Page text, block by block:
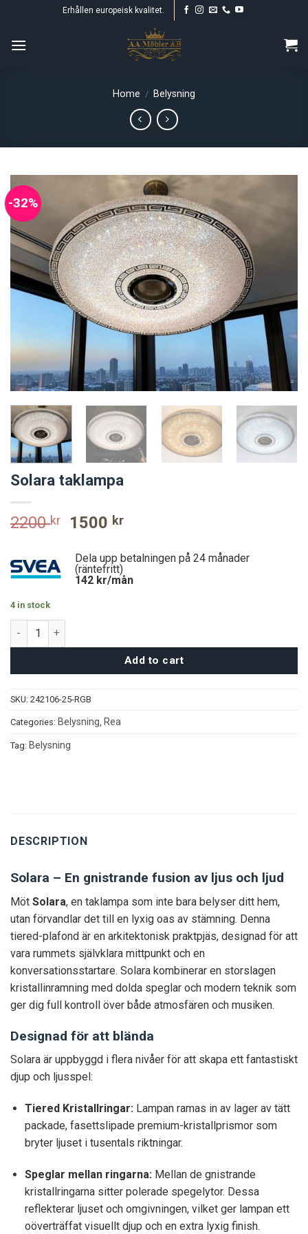
content
Erhållen europeisk kvalitet.
Home / Belysning
-32%
Solara taklampa
2200kr
Original
was:
2200 kr.
1500 krCurrent
is:
1500 kr.
Dela upp betalningen på 24 månader
(räntefritt)
142 kr/mån
4 in stock
Solara taklampa quantity
Add to cart
SKU: 242106-25-RGB
Categories: Belysning Rea
Tag: Belysning
DESCRIPTION
Solara – En gnistrande fusion av ljus och ljud
Möt Solara, en taklampa som inte bara belyser ditt hem,
utan förvandlar det till en lyxig oas av stämning. Denna
tiered-plafond är en arkitektonisk praktpjäs, designad för att
vara rummets självklara mittpunkt och en
konversationsstartare. Solara kombinerar en storslagen
kristallinramning med dolda speglar och modern teknik som
ger dig full kontroll över både atmosfären och musiken.
Designad för att blända
Solara är uppbyggd i flera nivåer för att skapa ett fantastiskt
djup och ljusspel:
Tiered Kristallringar:Lampan ramas in av lager av tätt
packade, fasettslipade premium-kristallprismor som
bryter ljuset i tusentals riktningar.
Speglar mellan ringarna:Mellan de gnistrande
kristallringarna sitter polerade spegelytor. Dessa
reflekterar ljuset och omgivningen, vilket ger lampan ett
oöverträffat visuellt djup och en extra lyxig finish.